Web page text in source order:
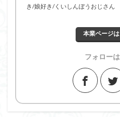
き/娘好き/くいしんぼうおじさん
本業ページ
フォロー